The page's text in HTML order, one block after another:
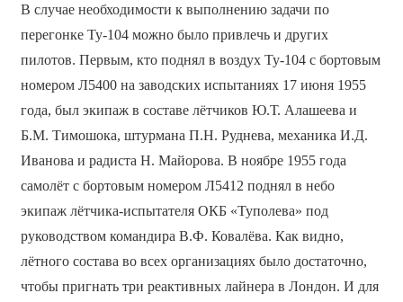
В случае необходимости к выполнению задачи по
перегонке Ту-104 можно было привлечь и других
пилотов. Первым, кто поднял в воздух Ту-104 с бортовым
номером Л5400 на заводских испытаниях 17 июня 1955
года, был экипаж в составе лётчиков Ю.Т. Алашеева и
Б.М. Тимошока, штурмана П.Н. Руднева, механика И.Д.
Иванова и радиста Н. Майорова. В ноябре 1955 года
самолёт с бортовым номером Л5412 поднял в небо
экипаж лётчика-испытателя ОКБ «Туполева» под
руководством командира В.Ф. Ковалёва. Как видно,
лётного состава во всех организациях было достаточно,
чтобы пригнать три реактивных лайнера в Лондон. И для